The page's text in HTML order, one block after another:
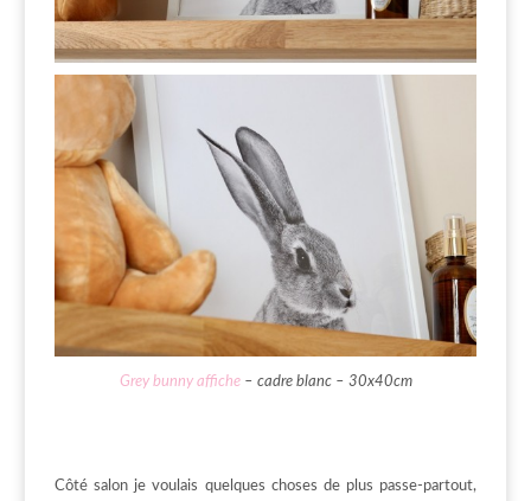
Grey bunny affiche– cadre blanc – 30x40cm
Côté salon je voulais quelques choses de plus passe-partout,